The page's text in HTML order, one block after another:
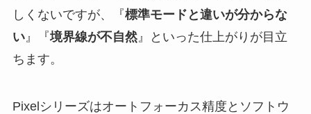
しくないですが、『標準モードと違いが分からな
い』『境界線が不自然』といった仕上がりが目立
ちます。
Pixelシリーズはオートフォーカス精度とソフトウ